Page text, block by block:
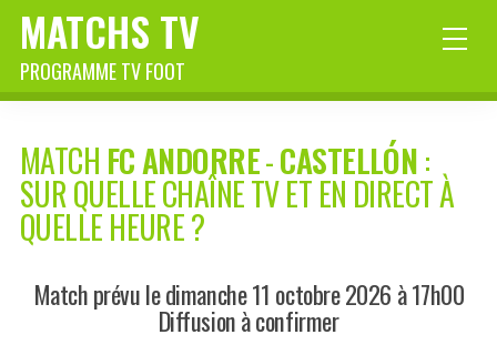
MATCHS TV
PROGRAMME TV FOOT
MATCH FC ANDORRE-CASTELLÓN:
SUR QUELLE CHAÎNE TV ET EN DIRECT À
QUELLE HEURE ?
Match prévu le dimanche 11 octobre 2026 à 17h00
Diffusion à confirmer